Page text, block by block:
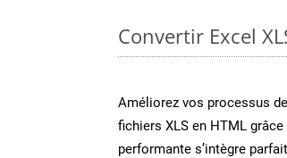
Convertir Excel
Améliorez vos processus
fichiers XLS en HTML
performante s’intègre